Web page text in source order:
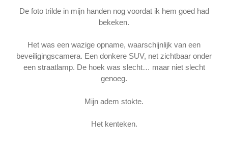
De foto trilde in mijn handen nog voordat ik hem goed had
bekeken.
Het was een wazige opname, waarschijnlijk van een
beveiligingscamera. Een donkere SUV, net zichtbaar onder
een straatlamp. De hoek was slecht… maar niet slecht
genoeg.
Mijn adem stokte.
Het kenteken.